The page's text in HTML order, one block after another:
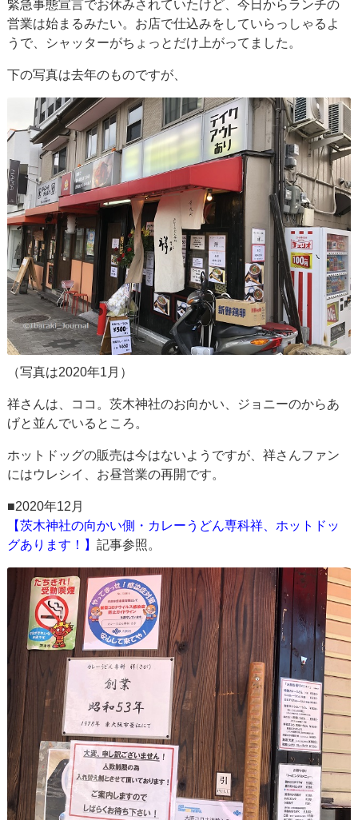
緊急事態宣言でお休みされていたけど、今日からランチの
営業は始まるみたい。お店で仕込みをしていらっしゃるよ
うで、シャッターがちょっとだけ上がってました。
下の写真は去年のものですが、
（写真は2020年1月）
祥さんは、ココ。茨木神社のお向かい、ジョニーのからあ
げと並んでいるところ。
ホットドッグの販売は今はないようですが、祥さんファン
にはウレシイ、お昼営業の再開です。
■2020年12月
【茨木神社の向かい側・カレーうどん専科祥、ホットドッ
グあります！】記事参照。